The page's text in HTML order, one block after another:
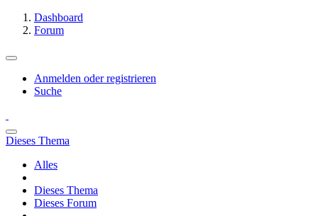
Dashboard
Forum
Anmelden oder registrieren
Suche
Dieses Thema
Alles
Dieses Thema
Dieses Forum